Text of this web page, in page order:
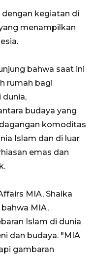
kegiatan di
menampilkan
bahwa saat ini
rumah bagi
budaya yang
komoditas
Islam dan di luar
emas dan
MIA, Shaika
MIA,
Islam di dunia
dan budaya. "MIA
gambaran